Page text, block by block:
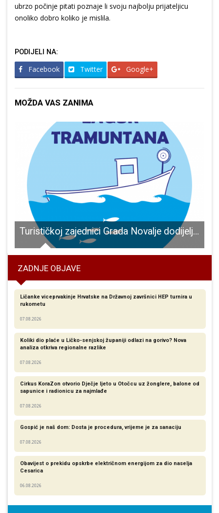
ubrzo počinje pitati poznaje li svoju najbolju prijateljicu
onoliko dobro koliko je mislila.
PODIJELI NA:
Facebook Twitter Google+
MOŽDA VAS ZANIMA
Turističkoj zajednici Grada Novalje dodijeljena sredstva za projekt „Eko akcija Novalja 2021“ iz Lokalne razvojne strategije u ribarstvu LAGUR-a Tramuntana
ZADNJE OBJAVE
Ličanke viceprvakinje Hrvatske na Državnoj završnici HEP turnira u
rukometu
07.08.2026
Koliki dio plaće u Ličko-senjskoj županiji odlazi na gorivo? Nova
analiza otkriva regionalne razlike​
07.08.2026
Cirkus KoraZon otvorio Dječje ljeto u Otočcu uz žonglere, balone od
sapunice i radionicu za najmlađe
07.08.2026
Gospić je naš dom: Dosta je procedura, vrijeme je za sanaciju
07.08.2026
Obavijest o prekidu opskrbe električnom energijom za dio naselja
Cesarica
06.08.2026